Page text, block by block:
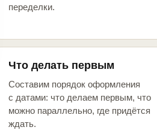
переделки.
Что делать первым
Составим порядок оформления
с датами: что делаем первым, что
можно параллельно, где придётся
ждать.